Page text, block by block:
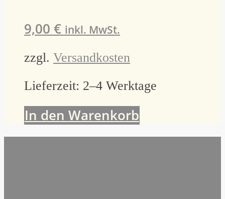
9,00 € inkl. MwSt.
zzgl. Versandkosten
Lieferzeit: 2–4 Werktage
In den Warenkorb